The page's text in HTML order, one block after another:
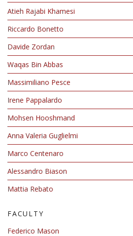
Atieh Rajabi Khamesi
Riccardo Bonetto
Davide Zordan
Waqas Bin Abbas
Massimiliano Pesce
Irene Pappalardo
Mohsen Hooshmand
Anna Valeria Guglielmi
Marco Centenaro
Alessandro Biason
Mattia Rebato
FACULTY
Federico Mason